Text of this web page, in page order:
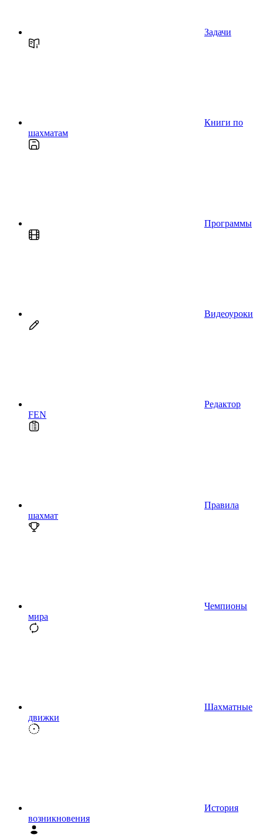
Задачи
Книги по
шахматам
Программы
Видеоуроки
Редактор
FEN
Правила
шахмат
Чемпионы
мира
Шахматные
движки
История
возникновения